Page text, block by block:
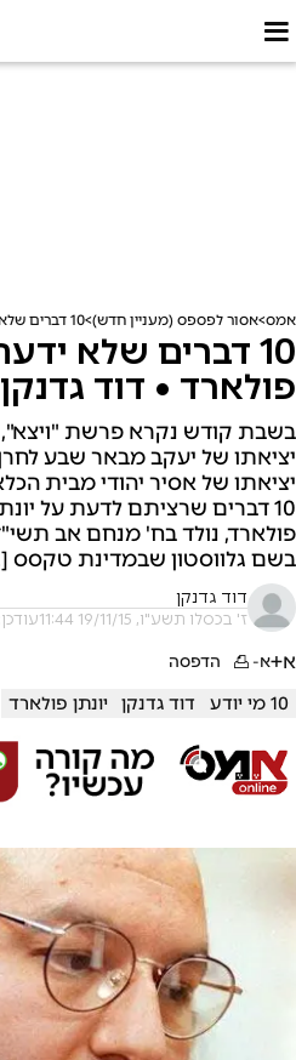
אמס אסור לפספס (מעניין חדש) 10 דברים שלא ידעתם על יהונתן פולארד • דוד גדנקן
10 דברים שלא
פולארד • דוד גדנקן
בשבת קודש נקרא פרשת
יציאתו של יעקב מבאר שבע
10 דברים שרציתם לדעת על
בשם גלווסטון שבמדינת טקסס
דוד גדנקן
ז' בכסלו תשע"ו, 19/11/15 11:44 עודכן: 17/01/25 05:24
א+א- הדפסה
10 מי יודע דוד גדנקן יונתן פולארד